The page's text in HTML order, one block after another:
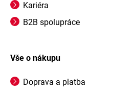
Kariéra
B2B spolupráce
Vše o nákupu
Doprava a platba